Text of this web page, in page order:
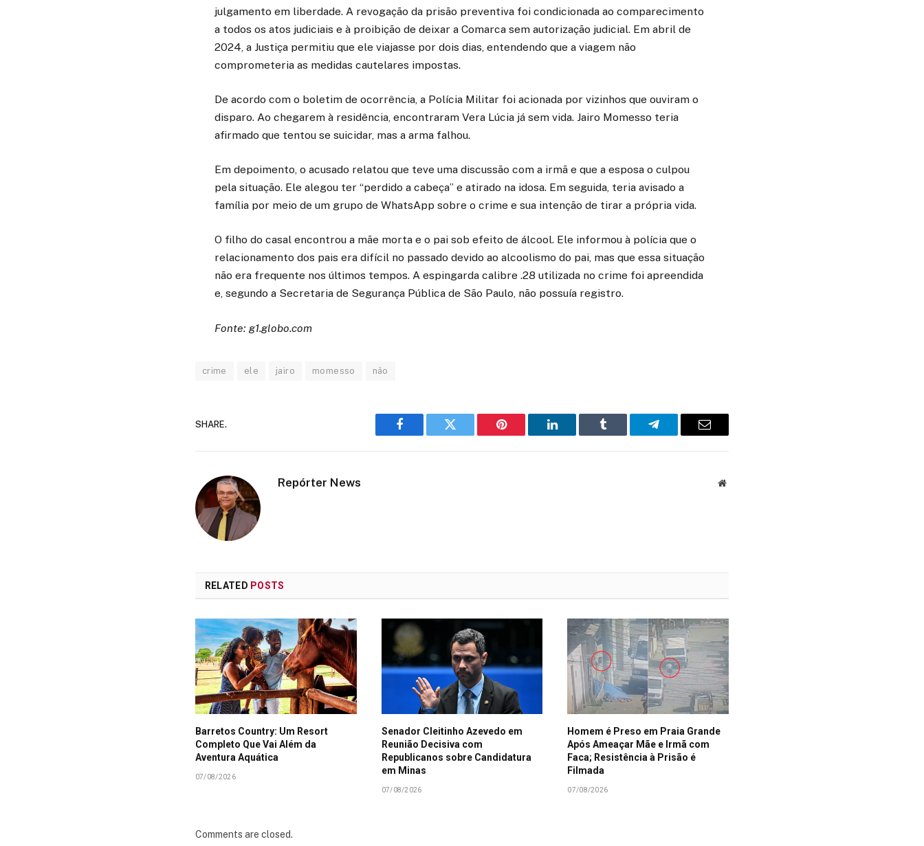
julgamento em liberdade. A revogação da prisão preventiva foi condicionada ao comparecimento
a todos os atos judiciais e à proibição de deixar a Comarca sem autorização judicial. Em abril de
2024, a Justiça permitiu que ele viajasse por dois dias, entendendo que a viagem não
comprometeria as medidas cautelares impostas.
De acordo com o boletim de ocorrência, a Polícia Militar foi acionada por vizinhos que ouviram o
disparo. Ao chegarem à residência, encontraram Vera Lúcia já sem vida. Jairo Momesso teria
afirmado que tentou se suicidar, mas a arma falhou.
Em depoimento, o acusado relatou que teve uma discussão com a irmã e que a esposa o culpou
pela situação. Ele alegou ter “perdido a cabeça” e atirado na idosa. Em seguida, teria avisado a
família por meio de um grupo de WhatsApp sobre o crime e sua intenção de tirar a própria vida.
O filho do casal encontrou a mãe morta e o pai sob efeito de álcool. Ele informou à polícia que o
relacionamento dos pais era difícil no passado devido ao alcoolismo do pai, mas que essa situação
não era frequente nos últimos tempos. A espingarda calibre .28 utilizada no crime foi apreendida
e, segundo a Secretaria de Segurança Pública de São Paulo, não possuía registro.
Fonte: g1.globo.com
crime ele jairo momesso não
SHARE.
Facebook Twitter Pinterest LinkedIn Tumblr Telegram Email
Repórter News Website
RELATED POSTS
Barretos Country: Um Resort
Completo Que Vai Além da
Aventura Aquática
07/08/2026
Senador Cleitinho Azevedo em
Reunião Decisiva com
Republicanos sobre Candidatura
em Minas
07/08/2026
Homem é Preso em Praia Grande
Após Ameaçar Mãe e Irmã com
Faca; Resistência à Prisão é
Filmada
07/08/2026
Comments are closed.